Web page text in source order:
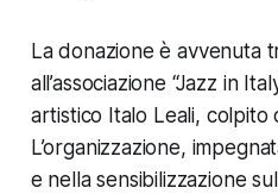
La donazione è avvenuta
all’associazione “Jazz in
artistico Italo Leali, colpito
L’organizzazione,
e nella sensibilizzazione